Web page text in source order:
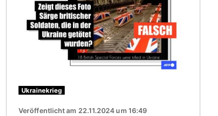
Ukrainekrieg
Veröffentlicht am 22.11.2024 um 16:49